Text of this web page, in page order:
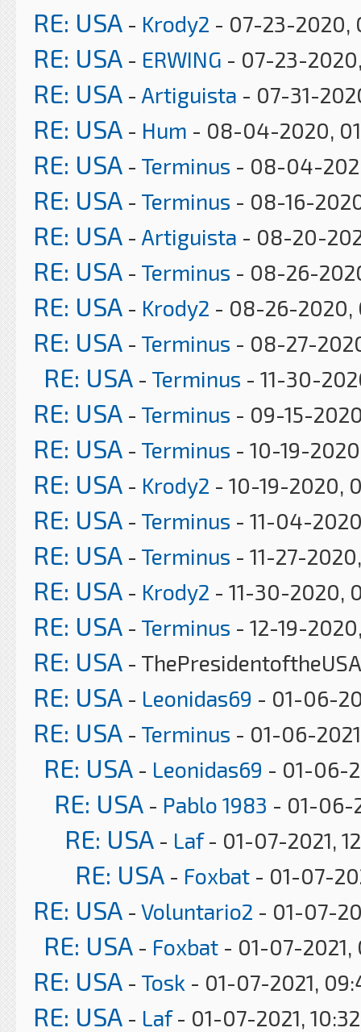
RE: USA - Krody2 - 07-23-2020,
RE: USA - ERWING - 07-23-
RE: USA - Artiguista - 07-31-
RE: USA - Hum - 08-04-2020,
RE: USA - Terminus - 08-04-
RE: USA - Terminus - 08-16-
RE: USA - Artiguista - 08-20-
RE: USA - Terminus - 08-26-
RE: USA - Krody2 - 08-26-2020,
RE: USA - Terminus - 08-27-
RE: USA - Terminus - 11-30-
RE: USA - Terminus - 09-15-
RE: USA - Terminus - 10-19-
RE: USA - Krody2 - 10-19-2020,
RE: USA - Terminus - 11-04-
RE: USA - Terminus - 11-27-
RE: USA - Krody2 - 11-30-2020,
RE: USA - Terminus - 12-19-
RE: USA -
RE: USA - Leonidas69 - 01-06-
RE: USA - Terminus - 01-06-
RE: USA - Leonidas69 - 01-06-
RE: USA - Pablo 1983 - 01-06-
RE: USA - Laf- 01-07-2021,
RE: USA - Foxbat - 01-07-
RE: USA - Voluntario2 - 01-07-
RE: USA - Foxbat - 01-07-2021,
RE: USA - Tosk - 01-07-2021,
RE: USA - Laf- 01-07-2021,